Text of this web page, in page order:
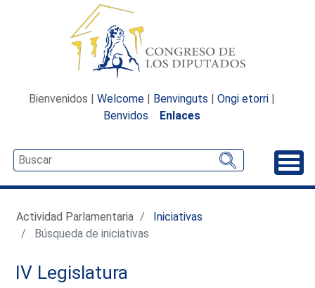
Bienvenidos | Welcome | Benvinguts | Ongi etorri |
Benvidos
Enlaces
Actividad Parlamentaria
Iniciativas
Búsqueda de iniciativas
IV Legislatura